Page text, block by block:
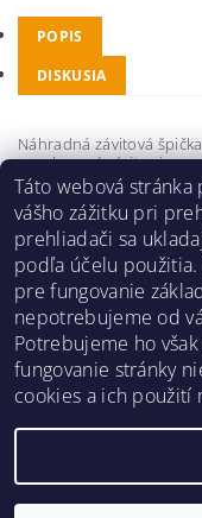
POPIS
DISKUSIA
Náhradná závitová
mm, kovový závit
Buďte prvý, kto napíše
Pridať
Obchodné
Zásady ochrany
2026 ©Pre hráčov,
Táto webová
vášho zážitku pri
prehliadači sa
podľa účelu
pre fungovanie
nepotrebujeme od
Potrebujeme ho
fungovanie stránky
cookies a ich použití